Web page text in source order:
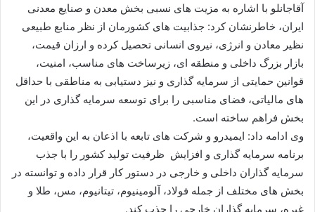
آقاجانلو با اشاره به مزیت های نسبی بخش معدن و صنایع معدنی
ایران، خاطرنشان کرد: جذابیت های کشورمان از نظر منابع طبیعی
نظیر معادن و انرژی، نیروی انسانی تحصیل کرده و ارزان قیمت،
بازار بزرگ داخلی و منطقه ای، زیرساخت های مناسب، امنیت،
قوانین حمایتی از سرمایه گذاری و نیز دستیابی به مناطقی با حداقل
های مالیاتی، فضای مناسبی را برای توسعه سرمایه گذاری در این
بخش فراهم ساخته است.
وی ادامه داد: ایمیدرو و شرکت های تابعه با اذعان به این واقعیت،
برنامه سرمایه گذاری و افزایش ظرفیت تولید کشور را با جذب
سرمایه گذاران داخلی و خارجی در دستور کار قرار داده و توانسته در
بخش های مختلف از جمله فولاد، آلومینیوم، تیتانیوم، مس، طلا و
غیره، سرمایه گذاران خارجی را جذب کند.